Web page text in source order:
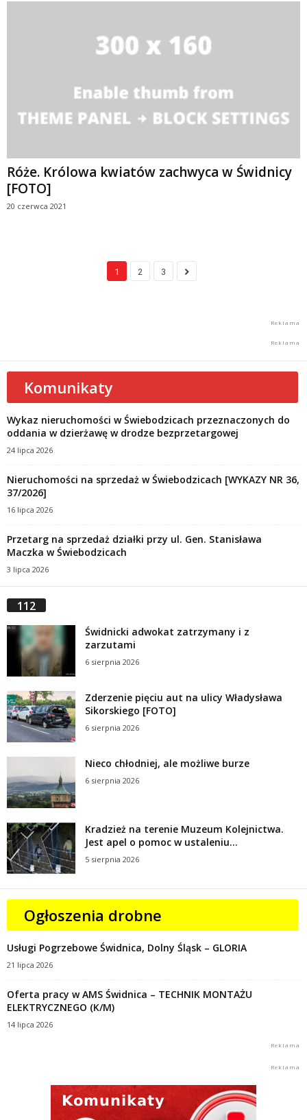
Róże. Królowa kwiatów zachwyca w Świdnicy
[FOTO]
20 czerwca 2021
1 2 3
Komunikaty
Wykaz nieruchomości w Świebodzicach przeznaczonych do
oddania w dzierżawę w drodze bezprzetargowej
24 lipca 2026
Nieruchomości na sprzedaż w Świebodzicach [WYKAZY NR 36,
37/2026]
16 lipca 2026
Przetarg na sprzedaż działki przy ul. Gen. Stanisława
Maczka w Świebodzicach
3 lipca 2026
112
Świdnicki adwokat zatrzymany i z
zarzutami
6 sierpnia 2026
Zderzenie pięciu aut na ulicy Władysława
Sikorskiego [FOTO]
6 sierpnia 2026
Nieco chłodniej, ale możliwe burze
6 sierpnia 2026
Kradzież na terenie Muzeum Kolejnictwa.
Jest apel o pomoc w ustaleniu...
5 sierpnia 2026
Ogłoszenia drobne
Usługi Pogrzebowe Świdnica, Dolny Śląsk – GLORIA
21 lipca 2026
Oferta pracy w AMS Świdnica – TECHNIK MONTAŻU
ELEKTRYCZNEGO (K/M)
14 lipca 2026